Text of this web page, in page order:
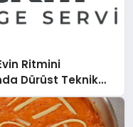
Ritmini
Dürüst Teknik